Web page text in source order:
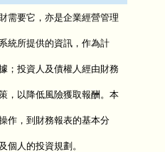
需要它，亦是企業經營管理
統所提供的資訊，作為計
；投資人及債權人經由財務
，以降低風險獲取報酬。本
作，到財務報表的基本分
個人的投資規劃。